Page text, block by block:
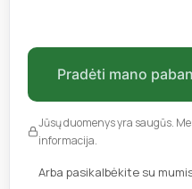
Pradėti mano
Jūsų duomenys yra saugūs.
informacija.
Arba pasikalbėkite su